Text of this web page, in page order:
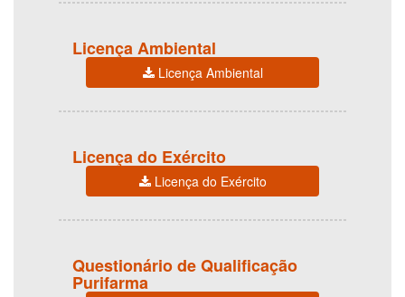
Licença Ambiental
Licença Ambiental
Licença do Exército
Licença do Exército
Questionário de Qualificação
Purifarma